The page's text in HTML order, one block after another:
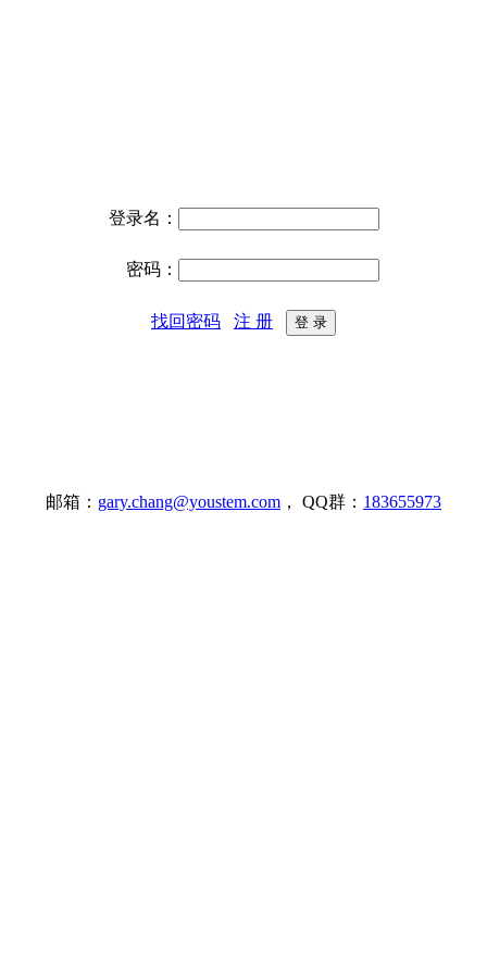
登录名：
密码：
找回密码 注 册
邮箱： gary.chang@youstem.com ， QQ群： 183655973